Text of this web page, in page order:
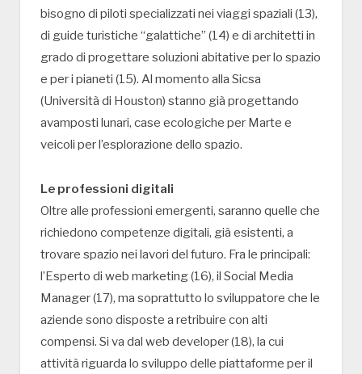
bisogno di piloti specializzati nei viaggi spaziali (13),
di guide turistiche “galattiche” (14) e di architetti in
grado di progettare soluzioni abitative per lo spazio
e per i pianeti (15). Al momento alla Sicsa
(Università di Houston) stanno già progettando
avamposti lunari, case ecologiche per Marte e
veicoli per l’esplorazione dello spazio.
Le professioni digitali
Oltre alle professioni emergenti, saranno quelle che
richiedono competenze digitali, già esistenti, a
trovare spazio nei lavori del futuro. Fra le principali:
l’Esperto di web marketing (16), il Social Media
Manager (17), ma soprattutto lo sviluppatore che le
aziende sono disposte a retribuire con alti
compensi. Si va dal web developer (18), la cui
attività riguarda lo sviluppo delle piattaforme per il